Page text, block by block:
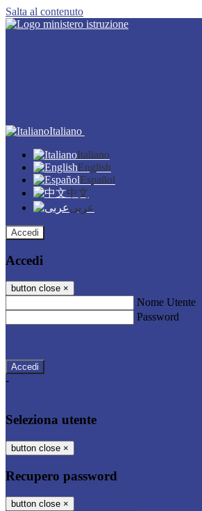
Salta al contenuto
Italiano
Italiano
English
Español
中文
عربى
Accedi
Accedi
button close ×
Nome Utente
Password
-
Seleziona utente
button close ×
Recupero password
button close ×